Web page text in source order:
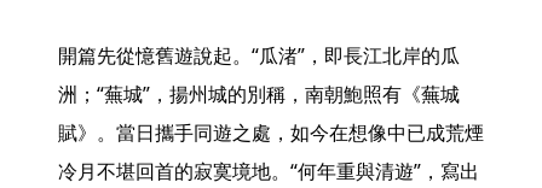
開篇先從憶舊遊說起。“瓜渚”，即長江北岸的瓜
洲；“蕪城”，揚州城的別稱，南朝鮑照有《蕪城
賦》。當日攜手同遊之處，如今在想像中已成荒煙
冷月不堪回首的寂寞境地。“何年重與清遊”，寫出